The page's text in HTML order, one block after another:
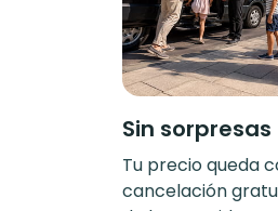
Sin sorpresas
Tu precio queda
cancelación